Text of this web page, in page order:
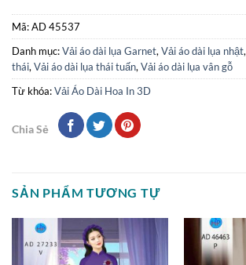
Mã:AD 45537
Danh mục:Vải áo dài lụa Garnet, Vải áo dài lụa nhật,
thái, Vải áo dài lụa thái tuấn, Vải áo dài lụa vân gỗ
Từ khóa:Vải Áo Dài Hoa In 3D
Chia Sẻ
SẢN PHẨM TƯƠNG TỰ